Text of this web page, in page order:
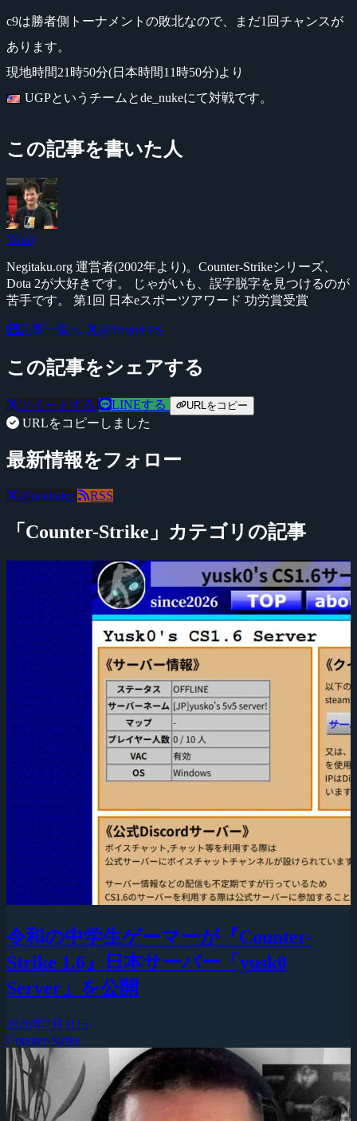
c9は勝者側トーナメントの敗北なので、まだ1回チャンスが
あります。
現地時間21時50分(日本時間11時50分)より
UGPというチームとde_nukeにて対戦です。
この記事を書いた人
Yossy
Negitaku.org 運営者(2002年より)。Counter-Strikeシリーズ、
Dota 2が大好きです。 じゃがいも、誤字脱字を見つけるのが
苦手です。 第1回 日本eスポーツアワード 功労賞受賞
記事一覧へ @YossyFPS
この記事をシェアする
ツイートする LINEする URLをコピー
URLをコピーしました
最新情報をフォロー
@negitaku RSS
「Counter-Strike」カテゴリの記事
令和の中学生ゲーマーが『Counter-
Strike 1.6』日本サーバー「yusk0
Server」を公開
2026年7月31日
Counter-Strike